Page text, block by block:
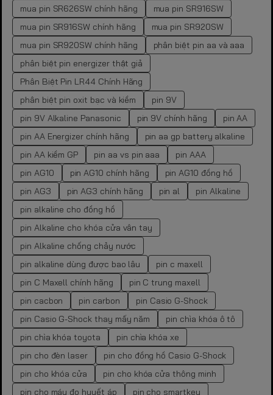
mua pin SR626SW chính hãng
mua pin SR916SW
mua pin SR916SW chính hãng
mua pin SR920SW
mua pin SR920SW chính hãng
phân biệt pin aa và aaa
phân biệt pin energizer thật giả
Phân Biệt Pin LR44 Chính Hãng
phân biệt pin oxit bạc và kiềm
pin 9V
pin 9V Alkaline Panasonic
pin 9V chính hãng
pin AA
pin AA Energizer chính hãng
pin aa gp battery alkaline
pin AA kiềm GP
pin aa vs pin aaa
pin AAA
pin AG10
pin AG10 chính hãng
pin AG10 đồng hồ
pin AG3
pin AG3 chính hãng pin al
pin Alkaline
pin alkaline cho đồng hồ
pin Alkaline cho khóa cửa vân tay
pin Alkaline chống chảy nước
pin alkaline dùng được bao lâu
pin c maxell
pin C Maxell chính hãng
pin C trung maxell
pin cacbon
pin carbon
pin Casio G-Shock
pin Casio G-Shock thay mấy năm
pin chìa khóa ô tô
pin chìa khóa toyota
pin chìa khóa xe
pin cho đèn laser
pin cho đồng hồ Casio G-Shock
pin cho khóa cửa
pin cho khóa cửa thông minh
pin cho máy đo huyết áp
pin cho smartkey